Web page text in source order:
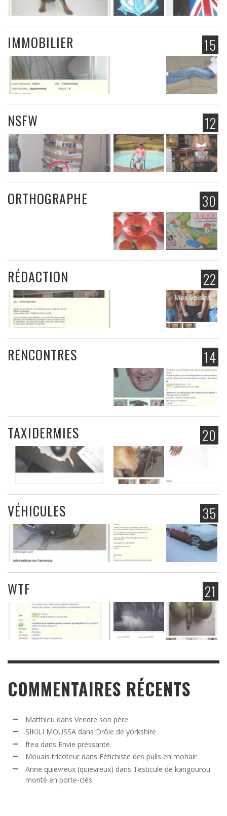
15
IMMOBILIER
12
NSFW
30
ORTHOGRAPHE
22
RÉDACTION
14
RENCONTRES
20
TAXIDERMIES
35
VÉHICULES
21
WTF
COMMENTAIRES RÉCENTS
Matthieu dans Vendre son père
SIKILI MOUSSA dans Drôle de yorkshire
ftea dans Envie pressante
Mouais tricoteur dans Fétichiste des pulls en mohair
Anne quievreux (quievreux) dans Testicule de kangourou
monté en porte-clés